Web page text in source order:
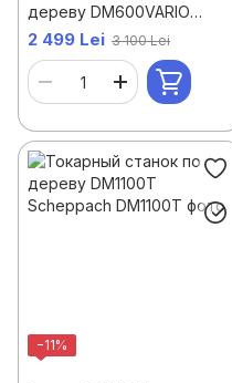
дереву DM600VARIO
Scheppach, 500 Вт, 600
мм
2 499 Lei 3 100 Lei
−11%